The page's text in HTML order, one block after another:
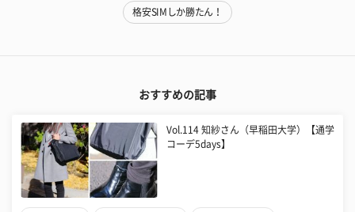
格安SIMしか勝たん！
おすすめの記事
Vol.114 知紗さん（早稲田大学）【通学
コーデ5days】